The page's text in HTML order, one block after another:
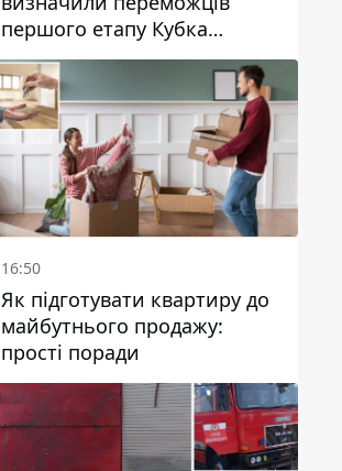
першого етапу Кубка
України з вітрильного
спорту
16:50
Як підготувати квартиру до
майбутнього продажу:
прості поради